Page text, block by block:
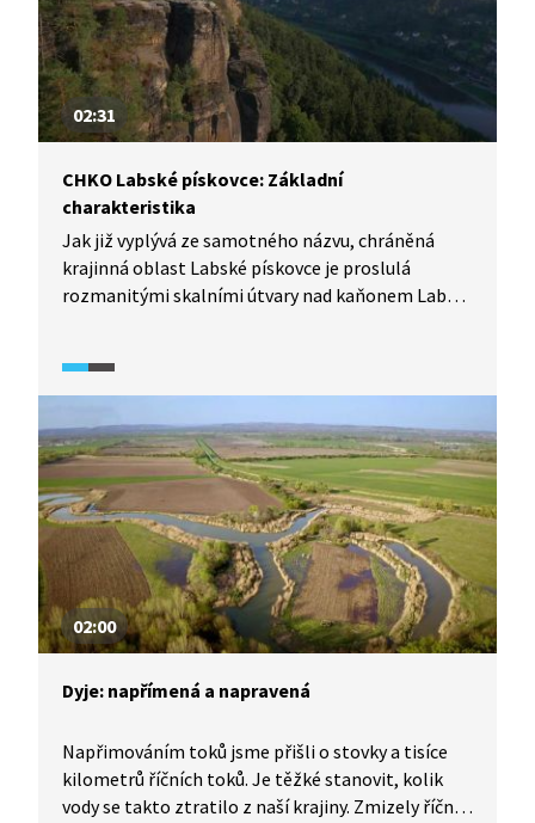
02:31
CHKO Labské pískovce: Základní
charakteristika
Jak již vyplývá ze samotného názvu, chráněná
krajinná oblast Labské pískovce je proslulá
rozmanitými skalními útvary nad kaňonem Labe.
cenná je i lidová architektura v podobě roubených
02:00
Dyje: napřímená a napravená
Napřimováním toků jsme přišli o stovky a tisíce
kilometrů říčních toků. Je těžké stanovit, kolik
vody se takto ztratilo z naší krajiny. Zmizely říční